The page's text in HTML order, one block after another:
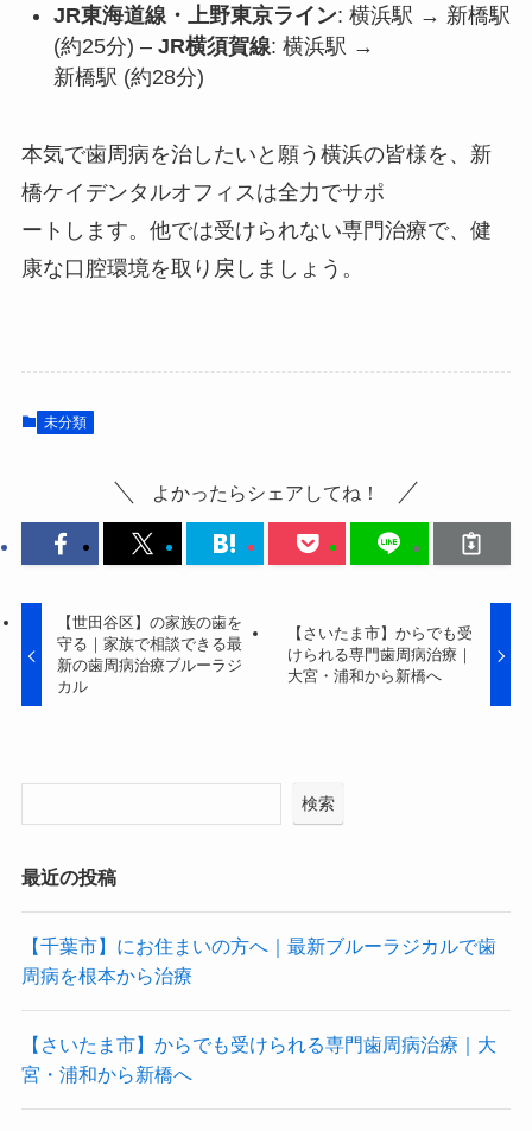
JR東海道線・上野東京ライン: 横浜駅 → 新橋駅
(約25分) – JR横須賀線: 横浜駅 →
新橋駅 (約28分)
本気で歯周病を治したいと願う横浜の皆様を、新
橋ケイデンタルオフィスは全力でサポ
ートします。他では受けられない専門治療で、健
康な口腔環境を取り戻しましょう。
未分類
よかったらシェアしてね！
【世田谷区】の家族の歯を
守る｜家族で相談できる最
新の歯周病治療ブルーラジ
カル
【さいたま市】からでも受
けられる専門歯周病治療｜
大宮・浦和から新橋へ
検索
最近の投稿
【千葉市】にお住まいの方へ｜最新ブルーラジカルで歯
周病を根本から治療
【さいたま市】からでも受けられる専門歯周病治療｜大
宮・浦和から新橋へ